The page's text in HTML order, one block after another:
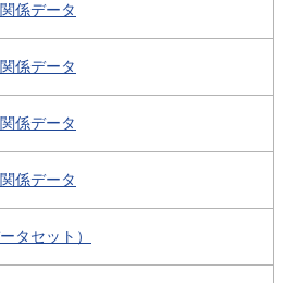
係データ
係データ
係データ
係データ
タセット）